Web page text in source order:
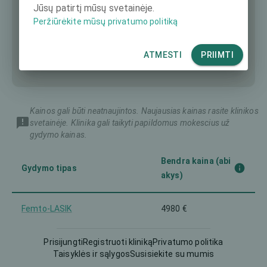
Kainos gali būti neatnaujintos. Naujausias kainas rasite klinikos
svetainėje. Klinika gali taikyti papildomus mokescius už
gydymo kainas.
Gydymo tipas
Bendra kaina (abi
akys)
Femto-LASIK 4980 €
Implantuojamas kontaktinis
lęšis (ICL)
6980 €
PrisijungtiRegistruoti klinikąPrivatumo politika
Taisyklės ir sąlygosSusisiekite su mumis
Jūsų patirtį mūsų svetainėje.
Peržiūrėkite mūsų privatumo politiką
ATMESTI PRIIMTI